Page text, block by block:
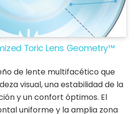
Toric Lens Geometry™
de lente multifacético que
visual, una estabilidad de la
y un confort óptimos. El
uniforme y la amplia zona